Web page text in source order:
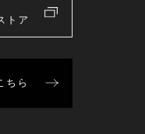
トア
ちら